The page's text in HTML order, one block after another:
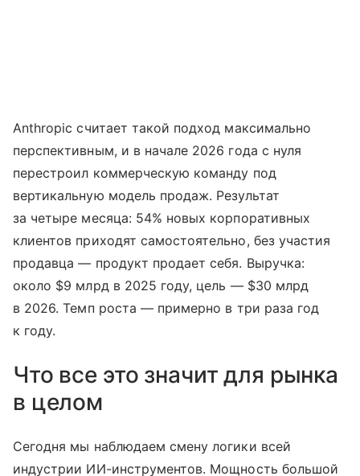
Anthropic считает такой подход максимально
перспективным, и в начале 2026 года с нуля
перестроил коммерческую команду под
вертикальную модель продаж. Результат
за четыре месяца: 54% новых корпоративных
клиентов приходят самостоятельно, без участия
продавца — продукт продает себя. Выручка:
около $9 млрд в 2025 году, цель — $30 млрд
в 2026. Темп роста — примерно в три раза год
к году.
Что все это значит для рынка
в целом
Сегодня мы наблюдаем смену логики всей
индустрии ИИ-инструментов. Мощность большой